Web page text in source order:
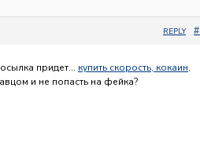
REPLY
придет… купить скорость, кокаин,
и не попасть на фейка?